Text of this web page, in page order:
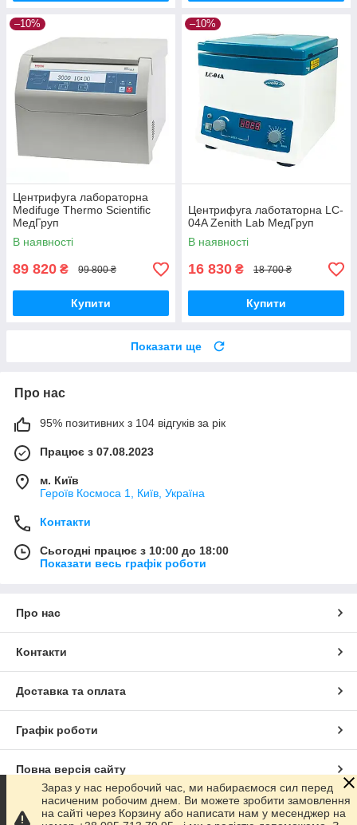
–10%
Центрифуга лабораторна
Medifuge Thermo Scientific
МедГруп
В наявності
89 820 ₴ 99 800 ₴
Купити
–10%
Центрифуга лаботаторна LC-
04A Zenith Lab МедГруп
В наявності
16 830 ₴ 18 700 ₴
Купити
Показати ще
Про нас
95% позитивних з 104 відгуків за рік
Працює з 07.08.2023
м. Київ
Героїв Космоса 1, Київ, Україна
Контакти
Сьогодні працює з 10:00 до 18:00
Показати весь графік роботи
Про нас
Контакти
Доставка та оплата
Графік роботи
Повна версія сайту
Сайт створено на маркетплейсіProm.ua
Зараз у нас неробочий час, ми набираємося сил перед
насиченим робочим днем. Ви можете зробити замовлення
на сайті через Корзину або написати нам у месенджер на